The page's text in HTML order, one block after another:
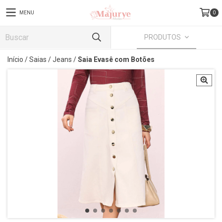
MENU 0
PRODUTOS
Início /Saias /Jeans /Saia Evasê com Botões